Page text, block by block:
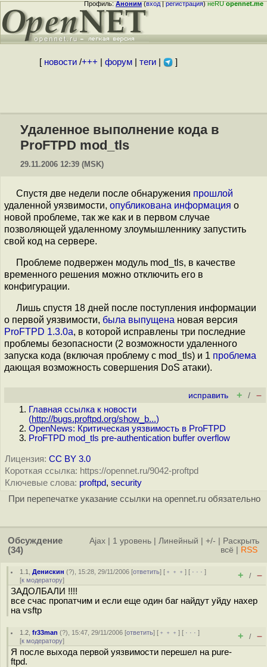
Профиль:Аноним(вход|регистрация)неRUopennet.me
[ новости/+++ форум| теги| ]
Удаленное выполнение кода в
ProFTPD mod_tls
29.11.2006 12:39 (MSK)
Спустя две недели после обнаружения прошлой
удаленной уязвимости, опубликована информация о
новой проблеме, так же как и в первом случае
позволяющей удаленному злоумышленнику запустить
свой код на сервере.
Проблеме подвержен модуль mod_tls, в качестве
временного решения можно отключить его в
конфигурации.
Лишь спустя 18 дней после поступления информации
о первой уязвимости, была выпущена новая версия
ProFTPD 1.3.0a, в которой исправлены три последние
проблемы безопасности (2 возможности удаленного
запуска кода (включая проблему с mod_tls) и 1 проблема
дающая возможность совершения DoS атаки).
исправить + / –
Главная ссылка к новости
(http://bugs.proftpd.org/show_b...)
OpenNews: Критическая уязвимость в ProFTPD
ProFTPD mod_tls pre-authentication buffer overflow
Лицензия: CC BY 3.0
Короткая ссылка: https://opennet.ru/9042-proftpd
Ключевые слова: proftpd, security
При перепечатке указание ссылки на opennet.ru обязательно
Обсуждение
(34)
Ajax 1 уровень Линейный +/-
Раскрыть
всё
RSS
1.1 ,Денискин (?), 15:28, 29/11/2006 [ответить] [ ﹢﹢﹢] [ · · ·]
[к модератору] + / –
ЗАДОЛБАЛИ !!!!
все счас пропатчим и если еще один баг найдут уйду нахер
на vsftp
1.2 ,fr33man (?), 15:47, 29/11/2006 [ответить] [ ﹢﹢﹢] [ · · ·]
[к модератору] + / –
Я после выхода первой уязвимости перешел на pure-
ftpd.